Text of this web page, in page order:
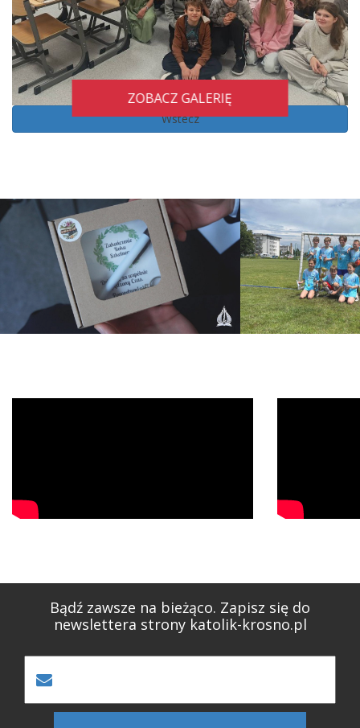
ZOBACZ GALERIĘ
Wstecz
Bądź zawsze na bieżąco. Zapisz się do
newslettera strony katolik-krosno.pl